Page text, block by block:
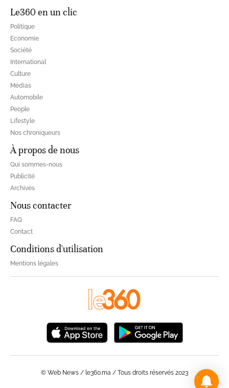
Le360 en un clic
Politique
Economie
Société
International
Culture
Médias
Automobile
People
Lifestyle
Nos chroniqueurs
À propos de nous
Qui sommes-nous
Publicité
Archives
Nous contacter
FAQ
Contact
Conditions d'utilisation
Mentions légales
© Web News / le360.ma / Tous droits réservés 2023